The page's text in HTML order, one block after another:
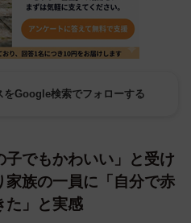
をGoogle検索でフォローする
でもかわいい」と受け
族の一員に「自分で赤
た」と実感